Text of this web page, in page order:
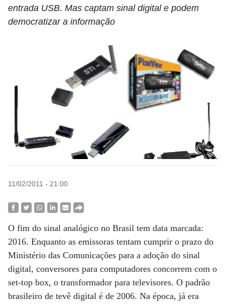
entrada USB. Mas captam sinal digital e podem
democratizar a informação
11/02/2011 - 21:00
O fim do sinal analógico no Brasil tem data marcada:
2016. Enquanto as emissoras tentam cumprir o prazo do
Ministério das Comunicações para a adoção do sinal
digital, conversores para computadores concorrem com o
set-top box, o transformador para televisores. O padrão
brasileiro de tevê digital é de 2006. Na época, já era